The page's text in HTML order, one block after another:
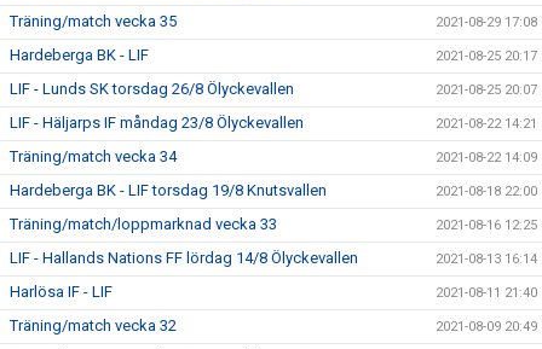
Träning/match vecka 35 2021-08-29 17:08
Hardeberga BK - LIF 2021-08-25 20:17
LIF - Lunds SK torsdag 26/8 Ölyckevallen 2021-08-25 20:07
LIF - Häljarps IF måndag 23/8 Ölyckevallen 2021-08-22 14:21
Träning/match vecka 34 2021-08-22 14:09
Hardeberga BK - LIF torsdag 19/8 Knutsvallen 2021-08-18 22:00
Träning/match/loppmarknad vecka 33 2021-08-16 12:25
LIF - Hallands Nations FF lördag 14/8 Ölyckevallen 2021-08-13 16:14
Harlösa IF - LIF 2021-08-11 21:40
Träning/match vecka 32 2021-08-09 20:49